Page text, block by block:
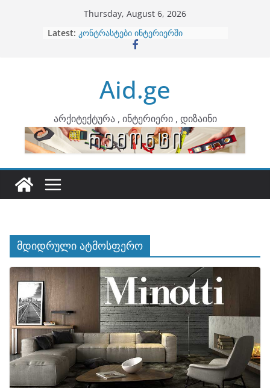
Thursday, August 6, 2026
Latest: ბინების გაერთიანება
კონტრასტები ინტერიერში
ინტერიერის დიზიანი
არტემიდი წარმოგიდგენთ
Aid.ge
არქიტექტურა , ინტერიერი , დიზაინი
მდიდრული ატმოსფერო